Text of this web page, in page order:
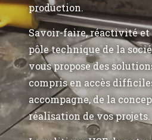
production.
Savoir-faire, réactivité
pôle technique de la
vous propose des
compris en accès
accompagne, de la
réalisation de vos projets.